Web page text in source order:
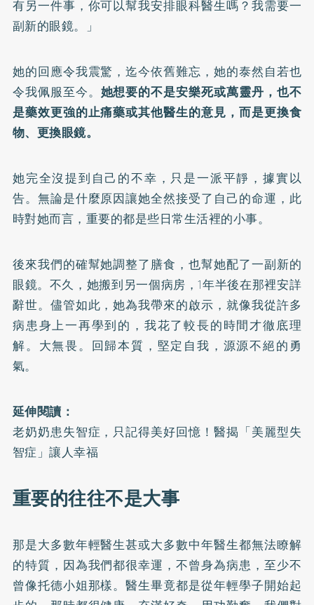
有另一件事，你可以幫我安排眼科醫生嗎？我需要一
副新的眼鏡。」
她的回應令我震驚，迄今依舊難忘，她的泰然自若也
令我佩服至今。 她想要的不是安樂死或萬靈丹，也不
是藥效更強的止痛藥或其他醫生的意見，而是更換食
物、更換眼鏡。
她完全沒提到自己的不幸，只是一派平靜，據實以
告。無論是什麼原因讓她全然接受了自己的命運，此
時對她而言，重要的都是些日常生活裡的小事。
後來我們的確幫她調整了膳食，也幫她配了一副新的
眼鏡。不久，她搬到另一個病房，1年半後在那裡安詳
辭世。儘管如此，她為我帶來的啟示，就像我從許多
病患身上一再學到的，我花了較長的時間才徹底理
解。大無畏。回歸本質，堅定自我，源源不絕的勇
氣。
延伸閱讀：
老奶奶患失智症，只記得美好回憶！醫揭「美麗型失
智症」讓人幸福
重要的往往不是大事
那是大多數年輕醫生甚或大多數中年醫生都無法瞭解
的特質，因為我們都很幸運，不曾身為病患，至少不
曾像托德小姐那樣。醫生畢竟都是從年輕學子開始起